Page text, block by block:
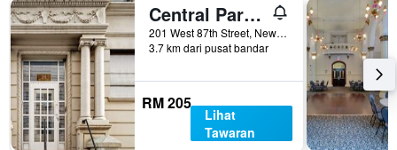
Central Park West Hostel
201 West 87th Street, New York, NY, Amerika Syarikat
3.7 km dari pusat bandar
RM 205
Lihat
Tawaran